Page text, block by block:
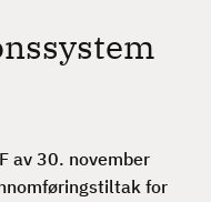
av 30. november
for